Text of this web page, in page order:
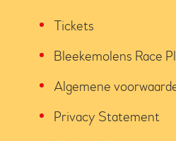
Tickets
Bleekemolens Race
Algemene
Privacy Statement